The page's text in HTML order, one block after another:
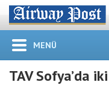
MENÜ
TAV Sofya’da